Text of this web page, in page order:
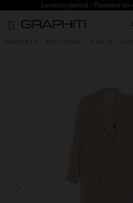
Livraison partout - Paiement en
SERVICES EDITORIAL CARTE